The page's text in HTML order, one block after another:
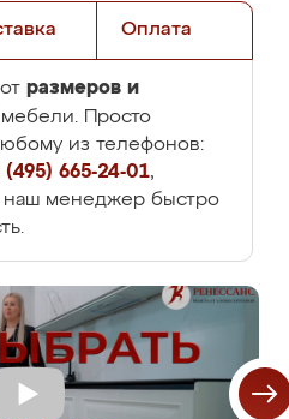
Оплата
размеров и
Просто
из телефонов:
(495) 665-24-01,
наш менеджер быстро